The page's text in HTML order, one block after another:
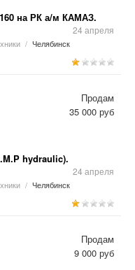
на РК а/м КАМАЗ.
24 апреля
/ Челябинск
hydraulic).
24 апреля
/ Челябинск
Продам
35 000 руб
Продам
9 000 руб